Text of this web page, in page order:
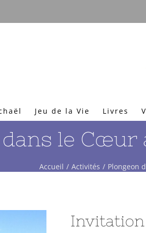
Jeu de la Vie Livres
le Cœur
Accueil Activités Plongeon
Invitation